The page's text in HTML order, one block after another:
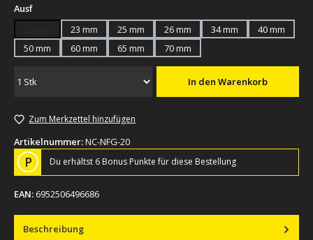
Ausfauswählen
23 mm 25 mm 26 mm 34 mm
40 mm
50 mm
60 mm 65 mm 70 mm
In den Warenkorb
Zum Merkzettel hinzufügen
Artikelnummer:NC-NFG-20
P Du erhältst 6 Bonus Punkte für diese Bestellung
EAN: 6952506496686
Beschreibung